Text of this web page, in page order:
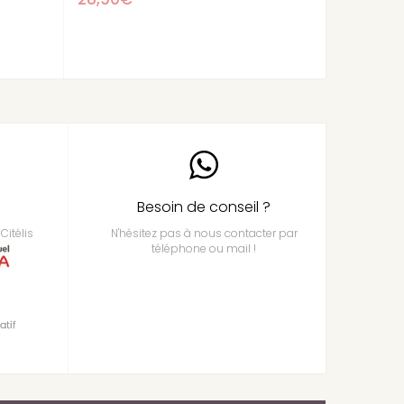
Besoin de conseil ?
N'hésitez pas à nous contacter par
téléphone ou mail !